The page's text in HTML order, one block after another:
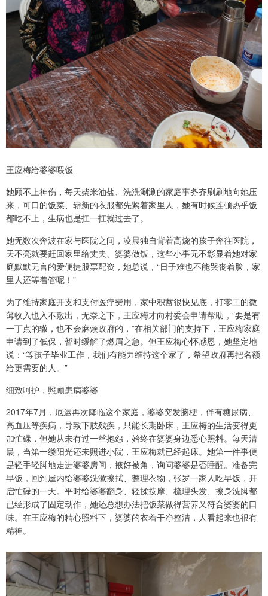
王应梅给婆婆喂饭
她顾不上神伤，每天柴米油盐、洗洗涮涮的家庭事务齐刷刷地向她压
来，可口的饭菜、崭新的衣服都先紧着家里人，她有时候连顿热乎饭
都吃不上，生病也是扛一扛就过去了。
她无数次奔波在家与医院之间，凌晨独自背着高烧的孩子奔往医院，
天不亮就要赶回家里给丈夫、婆婆做饭，这些小事无不彰显着她对家
庭默默无言的爱便捷股票配资，她总说，“日子难也不能哭丧着脸，家
里人还等着管呢！”
为了维持家庭开支和支付医疗费用，家中积蓄很快见底，打零工的微
薄收入也入不敷出，无奈之下，王应梅才向村委会申请帮助，“要是有
一丁点的辙，也不会麻烦政府的，”在相关部门的支持下，王应梅家庭
申请到了低保，暂时缓解了燃眉之急。但王应梅心怀感恩，她坚定地
说：“等孩子毕业工作，我们有能力维持这个家了，希望政府再把名额
给更需要的人。”
细致呵护，照顾患病婆婆
2017年7月，厄运再次降临这个家庭，婆婆突发脑梗，伴有糖尿病、
高血压等疾病，导致下肢残疾，只能长期卧床，王应梅的生活变得更
加忙碌，但她从未有过一丝抱怨，始终在婆婆身边悉心照料。每天清
晨，当第一缕阳光还未照进小院，王应梅就已经起床。她第一件事便
是轻手轻脚地走进婆婆房间，掖好被角，询问婆婆是否睡醒。准备完
早饭，回到屋内给婆婆洗漱擦拭、整理衣物，张罗一家人吃早饭，开
启忙碌的一天。平时给婆婆翻身、轻揉按摩、梳理头发、擦身洗脚都
已经形成了固定动作，她还总想办法把饭菜做得营养又符合婆婆的口
味。在王应梅的精心照料下，婆婆的衣着干净整洁，人看起来也很有
精神。